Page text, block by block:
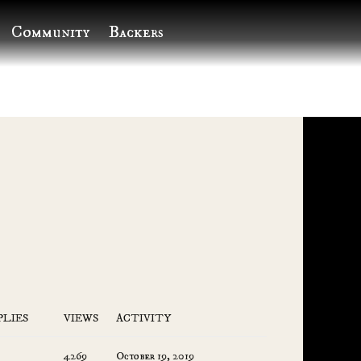
Community Backers
VIEWS ACTIVITY
4269 October 19, 2019